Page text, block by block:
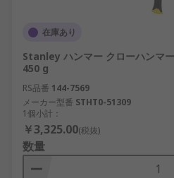
在庫あり
Stanley ハンマー クローハンマ
450 g
RS品番 144-7569
メーカー型番 STHT0-51309
1個小計：
￥3,325.00(税抜)
数量